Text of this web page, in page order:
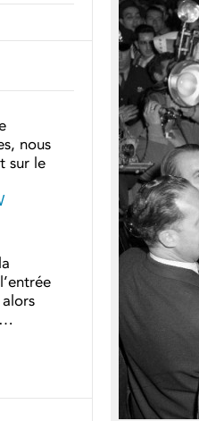
nous
sur le